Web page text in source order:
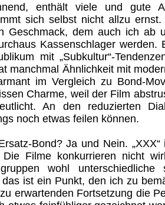
enthält viele und gute
sich selbst nicht allzu
Geschmack, dem auch ich ab
Kassenschlager werden.
mit „Subkultur“-
manchmal Ähnlichkeit mit
im Vergleich zu Bond-
Charme, weil der Film
An den reduzierten
noch etwas feilen können.
Bond? Ja und Nein.
Filme konkurrieren nicht
wohl unterschiedliche
ist ein Punkt, den ich zu
erwartenden Fortsetzung die